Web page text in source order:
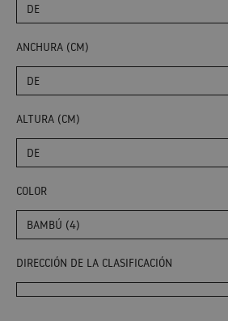
DE
ANCHURA (CM)
DE
ALTURA (CM)
DE
COLOR
BAMBÚ (4)
DIRECCIÓN DE LA CLASIFICACIÓN